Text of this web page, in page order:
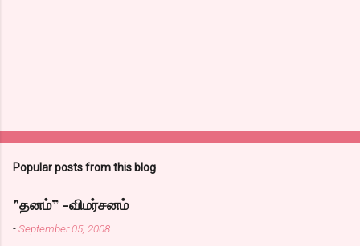
Popular posts from this blog
"தனம்” -விமர்சனம்
-September 05, 2008